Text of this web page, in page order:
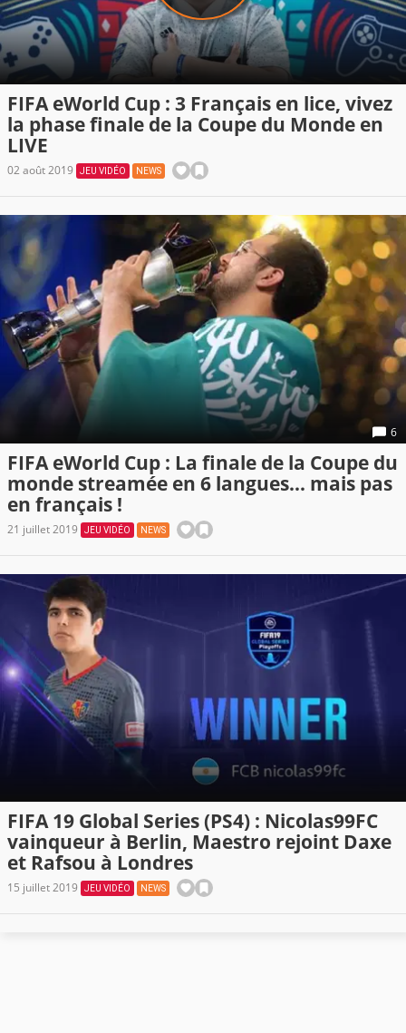
FIFA eWorld Cup : 3 Français en lice, vivez
la phase finale de la Coupe du Monde en
LIVE
02 août 2019 JEU VIDÉO NEWS
6
FIFA eWorld Cup : La finale de la Coupe du
monde streamée en 6 langues... mais pas
en français !
21 juillet 2019 JEU VIDÉO NEWS
FIFA 19 Global Series (PS4) : Nicolas99FC
vainqueur à Berlin, Maestro rejoint Daxe
et Rafsou à Londres
15 juillet 2019 JEU VIDÉO NEWS